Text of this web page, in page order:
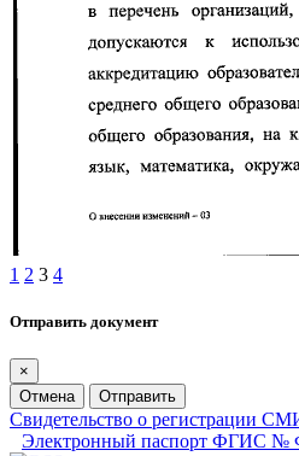
1 2 3 4
Отправить документ
×
Отмена
Отправить
Свидетельство о регистрации
Электронный паспорт ФГИС №